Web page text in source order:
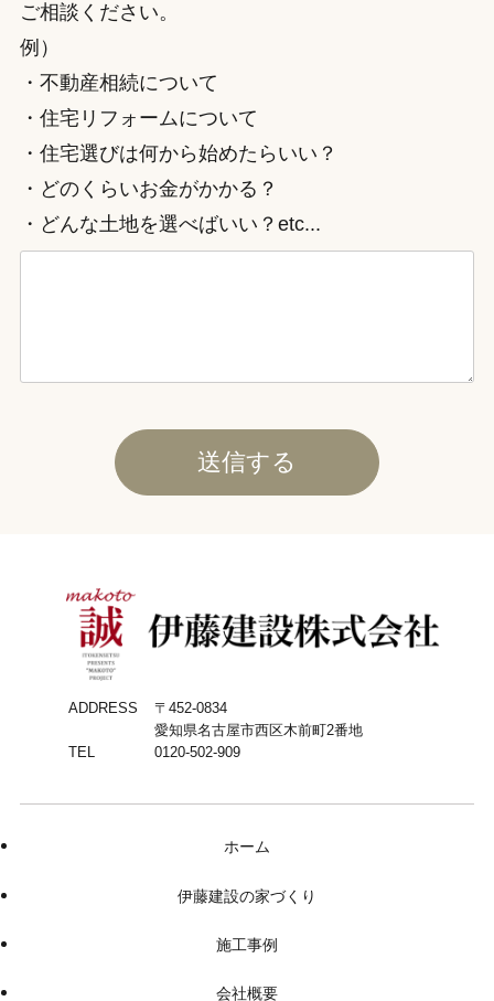
ご相談ください。
例）
・不動産相続について
・住宅リフォームについて
・住宅選びは何から始めたらいい？
・どのくらいお金がかかる？
・どんな土地を選べばいい？etc...
ADDRESS
〒452-0834
愛知県名古屋市西区木前町2番地
TEL
0120-502-909
ホーム
伊藤建設の家づくり
施工事例
会社概要